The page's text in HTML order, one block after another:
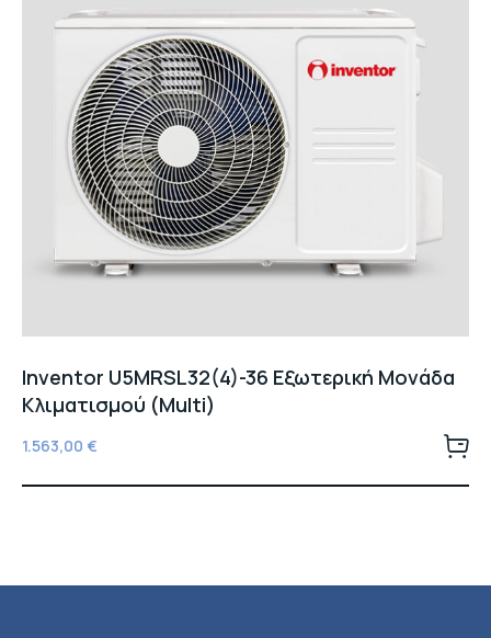
Inventor U5MRSL32(4)-36 Εξωτερική Μονάδα
Κλιματισμού (Multi)
1.563,00 €